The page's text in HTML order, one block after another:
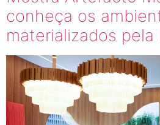
conheça os
materializados